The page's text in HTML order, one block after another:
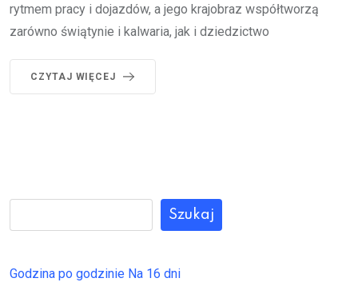
rytmem pracy i dojazdów, a jego krajobraz współtworzą
zarówno świątynie i kalwaria, jak i dziedzictwo
CZYTAJ WIĘCEJ
Szukaj
Godzina po godzinie Na 16 dni